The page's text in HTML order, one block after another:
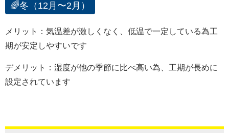
🌈冬（12月〜2月）
メリット：気温差が激しくなく、低温で一定している為工
期が安定しやすいです
デメリット：湿度が他の季節に比べ高い為、工期が長めに
設定されています